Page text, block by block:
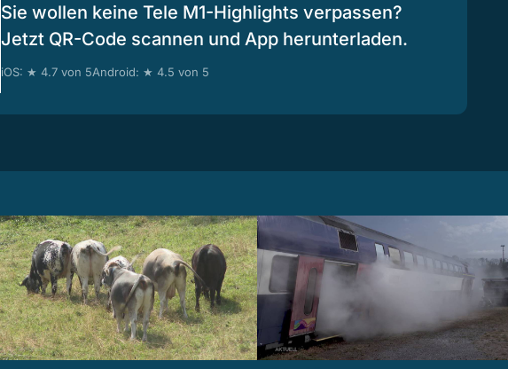
Sie wollen keine Tele M1-Highlights verpassen?
Jetzt QR-Code scannen und App herunterladen.
iOS: ★ 4.7 von 5Android: ★ 4.5 von 5